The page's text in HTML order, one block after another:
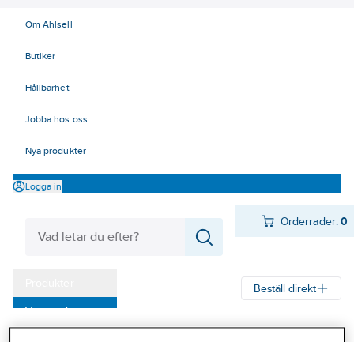
Om Ahlsell
Butiker
Hållbarhet
Jobba hos oss
Nya produkter
Logga in
Orderrader:0
Varumärken
Beställ direkt